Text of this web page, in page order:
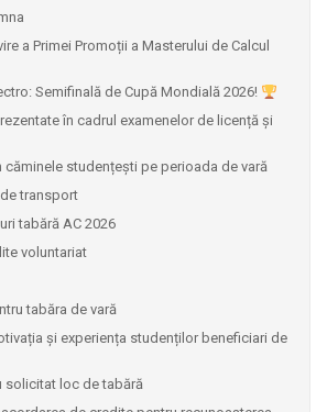
a Primei Promoții a Masterului de Calcul
Semifinală de Cupă Mondială 2026!
în cadrul examenelor de licență și
căminele studențești pe perioada de vară
transport
tabără AC 2026
voluntariat
tabăra de vară
și experiența studenților beneficiari de
solicitat loc de tabără